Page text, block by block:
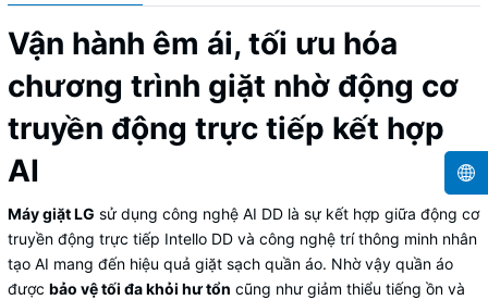
Vận hành êm ái, tối ưu hóa
chương trình giặt nhờ động cơ
truyền động trực tiếp kết hợp
AI
Máy giặt LG sử dụng công nghệ AI DD là sự kết hợp giữa động cơ
truyền động trực tiếp Intello DD và công nghệ trí thông minh nhân
tạo AI mang đến hiệu quả giặt sạch quần áo. Nhờ vậy quần áo
được bảo vệ tối đa khỏi hư tổn cũng như giảm thiểu tiếng ồn và